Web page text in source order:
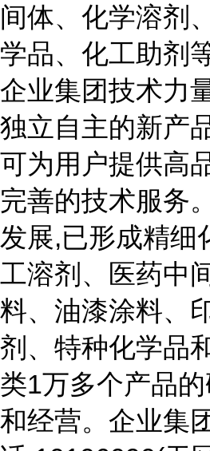
间体、化学溶剂
学品、化工助剂
企业集团技术力
独立自主的新产
可为用户提供高
完善的技术服务
发展,已形成精细
工溶剂、医药中
料、油漆涂料、
剂、特种化学品
类1万多个产品
和经营。企业集